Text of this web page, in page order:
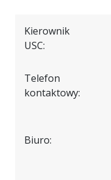
Kierownik
USC:
Telefon
kontaktowy:
Biuro: